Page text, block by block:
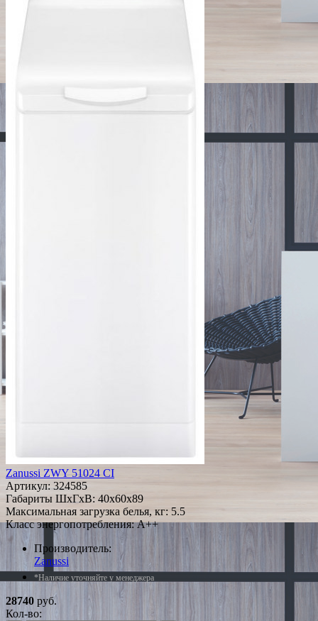
Zanussi ZWY 51024 CI
Артикул: 324585
Габариты ШxГxВ: 40x60x89
Максимальная загрузка белья, кг: 5.5
Класс энергопотребления: A++
Производитель:
Zanussi
*Наличие уточняйте у менеджера
28740 руб.
Кол-во: